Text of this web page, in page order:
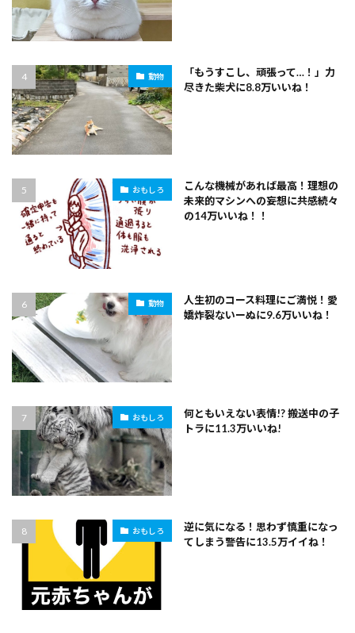
動物
「もうすこし、頑張って…！」力
尽きた柴犬に8.8万いいね！
おもしろ
こんな機械があれば最高！理想の
未来的マシンへの妄想に共感続々
の14万いいね！！
動物
人生初のコース料理にご満悦！愛
嬌炸裂ないーぬに9.6万いいね！
おもしろ
何ともいえない表情!? 搬送中の子
トラに11.3万いいね!
おもしろ
逆に気になる！思わず慎重になっ
てしまう警告に13.5万イイね！